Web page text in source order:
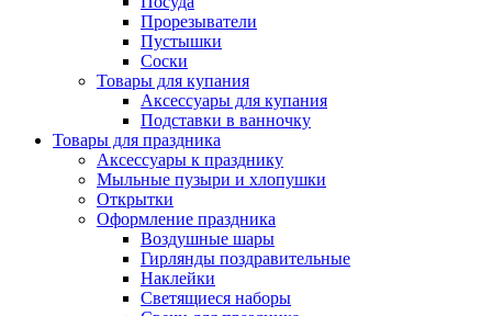
Прорезыватели
Пустышки
Соски
Товары для купания
Аксессуары для купания
Подставки в ванночку
Товары для праздника
Аксессуары к празднику
Мыльные пузыри и хлопушки
Открытки
Оформление праздника
Воздушные шары
Гирлянды поздравительные
Наклейки
Светящиеся наборы